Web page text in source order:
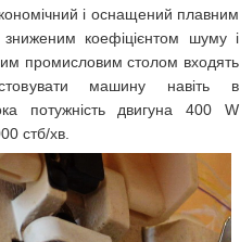
і оснащений плавним
коефіцієнтом шуму і
промисловим столом входять
машину навіть в
потужність двигуна 400 W
стб/хв.